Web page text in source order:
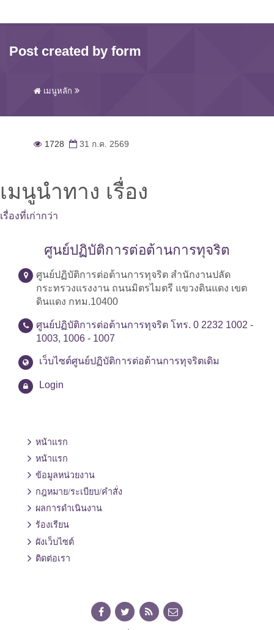
Post created by form
เมนูหลัก
1728 31 ก.ค. 2569
เมนูนำทาง เรื่อง
เรื่องที่เก่ากว่า
ศูนย์ปฏิบัติการต่อต้านการทุจริต
ศูนย์ปฏิบัติการต่อต้านการทุจริต สำนักงานปลัด
กระทรวงแรงงาน ถนนมิตรไมตรี แขวงดินแดง เขต
ดินแดง กทม.10400
ศูนย์ปฏิบัติการต่อต้านการทุจริต โทร. 0 2232 1002 -
1003, 1006 - 1007
เว็บไซต์ศูนย์ปฏิบัติการต่อต้านการทุจริตเดิม
Login
หน้าแรก
หน้าแรก
ข้อมูลหน่วยงาน
กฎหมาย/ระเบียบ/คำสั่ง
ผลการดำเนินงาน
ร้องเรียน
ผังเว็บไซต์
ติดต่อเรา